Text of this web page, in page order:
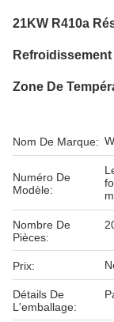
21KW R410a
Zone De
Nom De Marque:
Numéro De
Modèle:
Nombre De
Pièces:
Prix:
Détails De
L'emballage: